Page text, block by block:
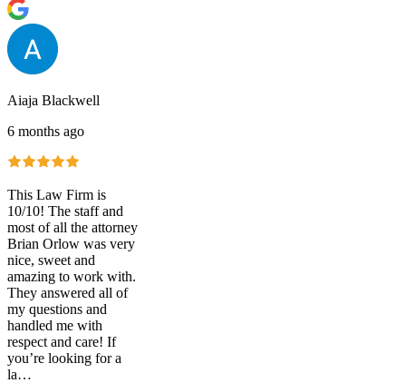
Aiaja Blackwell
6 months ago
This Law Firm is
10/10! The staff and
most of all the attorney
Brian Orlow was very
nice, sweet and
amazing to work with.
They answered all of
my questions and
handled me with
respect and care! If
you’re looking for a
la…